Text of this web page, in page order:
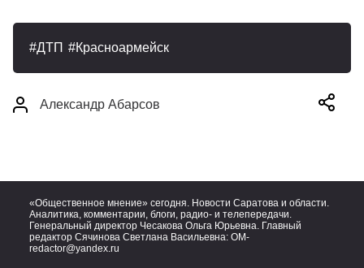
ДТП Красноармейск
Александр Абарсов
«Общественное мнение» сегодня. Новости Саратова и области.
Аналитика, комментарии, блоги, радио- и телепередачи.
Генеральный директор Чесакова Ольга Юрьевна. Главный
редактор Сячинова Светлана Васильевна: OM-
redactor@yandex.ru